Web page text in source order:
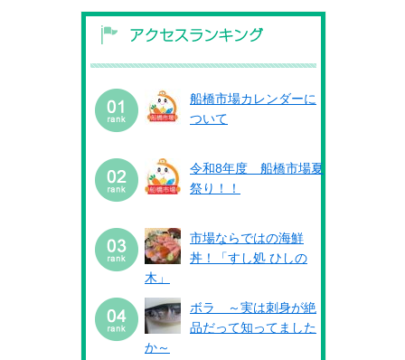
船橋市場カレンダーに
ついて
令和8年度 船橋市場夏
祭り！！
市場ならではの海鮮
丼！「すし処 ひしの
木」
ボラ ～実は刺身が絶
品だって知ってました
か～